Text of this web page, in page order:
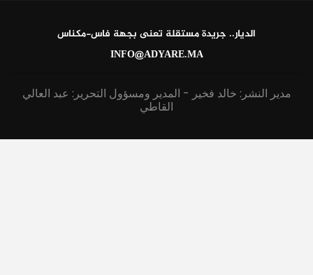
الديار.. جريدة مستقلة تعنى بجهة فاس-مكناس
INFO@ADYARE.MA
مدير النشر: خالد فخير - المدير ومسؤول التحرير: عبد العالي
القاطي